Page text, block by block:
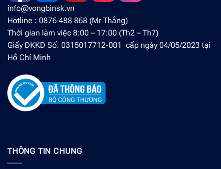
info@vongbinsk.vn
Hotline : 0876 488 868 (Mr Thắng)
Thời gian làm việc 8:00 – 17:00 (Th2 – Th7)
Giấy ĐKKD Số: 0315017712-001 cấp ngày 04/05/2023 tại
Hồ Chí Minh
THÔNG TIN CHUNG